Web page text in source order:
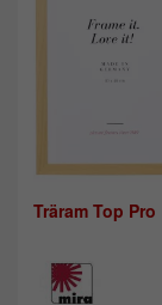
Träram Top Pro